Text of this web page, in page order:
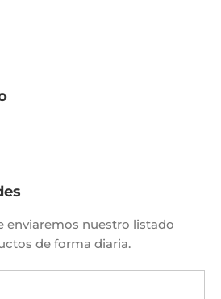
enviaremos nuestro listado
de forma diaria.